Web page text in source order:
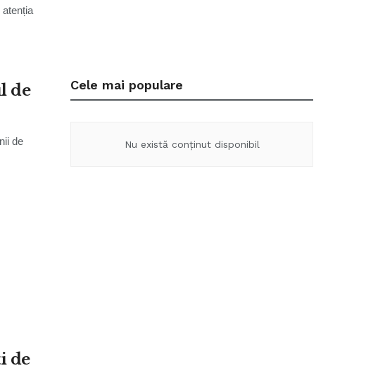
de
de
de
Cele mai populare
Nu există conținut disponibil